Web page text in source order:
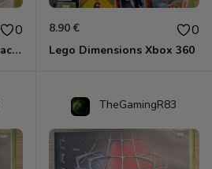
0
Sonic & Sega All-Star Racing - Transformed Xbox 360
8.90 € 0
Lego Dimensions Xbox 360
TheGamingR83